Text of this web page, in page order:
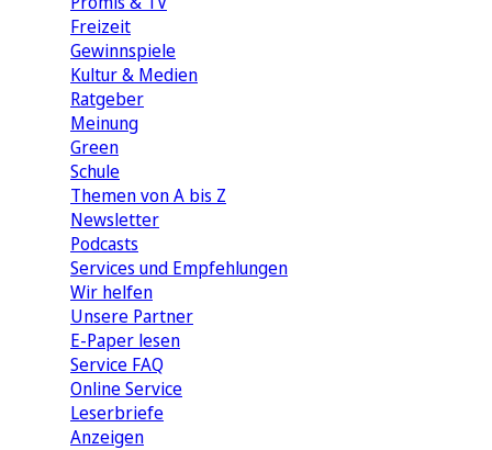
Freizeit
Gewinnspiele
Kultur & Medien
Ratgeber
Meinung
Green
Schule
Themen von A bis Z
Newsletter
Podcasts
Services und Empfehlungen
Wir helfen
Unsere Partner
E-Paper lesen
Service FAQ
Online Service
Leserbriefe
Anzeigen